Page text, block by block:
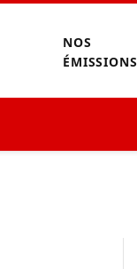
NOS
ÉMISSIONS